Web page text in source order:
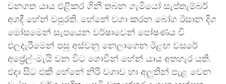
වනගත යාය එළිකර ගිනි තබන ගැමියෝ සැප්තැම්බර්
අගදී හේන් වපුරති. හේනේ වගා කරන බෝග ඊසාන දිග
මෝසමෙන් සැපයෙන වර්ෂාවෙන් පෝෂණය වී
ඵලදැරීමෙන් පසු අස්වනු නෙලාගෙන ඊළඟ වසරේ
අප්‍රේල්-මැයි වන විට ගොවීන් හේන් යාය අතහැර යති.
එදා සිට එකී හේනේ නිරි වගාව හා අලුතින් පැළ වෙන